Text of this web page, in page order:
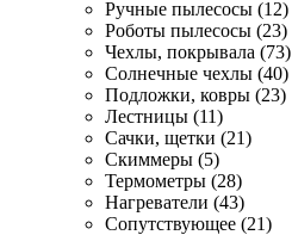
Ручные пылесосы (12)
Роботы пылесосы (23)
Чехлы, покрывала (73)
Солнечные чехлы (40)
Подложки, ковры (23)
Лестницы (11)
Сачки, щетки (21)
Скиммеры (5)
Термометры (28)
Нагреватели (43)
Сопутствующее (21)